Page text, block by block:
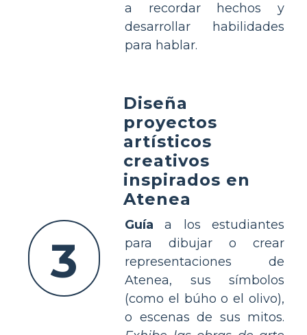
a recordar hechos y
desarrollar habilidades
para hablar.
3
Diseña
proyectos
artísticos
creativos
inspirados en
Atenea
Guía a los estudiantes
para dibujar o crear
representaciones de
Atenea, sus símbolos
(como el búho o el olivo),
o escenas de sus mitos.